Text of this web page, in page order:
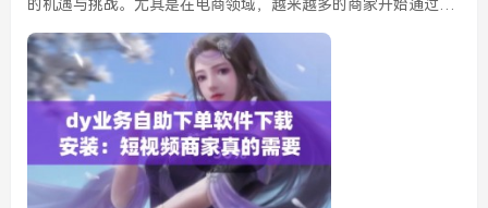
的机遇与挑战。尤其是在电商领域，越来越多的商家开始通过短
求业务自助下单软件的帮助。那么，dy业务自助下单软件的下...